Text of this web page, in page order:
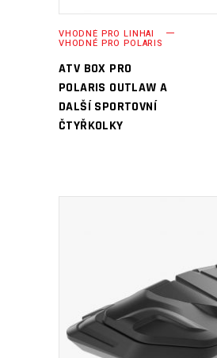
VHODNÉ PRO LINHAI
VHODNÉ PRO POLARIS
ATV BOX PRO
POLARIS OUTLAW A
DALŠÍ SPORTOVNÍ
ČTYŘKOLKY
PŘIDAT DO KOŠÍKU